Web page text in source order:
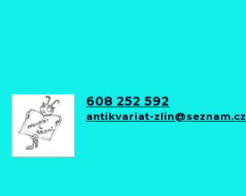
608 252 592
antikvariat-zlin@seznam.cz